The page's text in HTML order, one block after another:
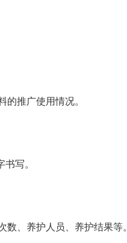
推广使用情况。
写。
、养护人员、养护结果等。